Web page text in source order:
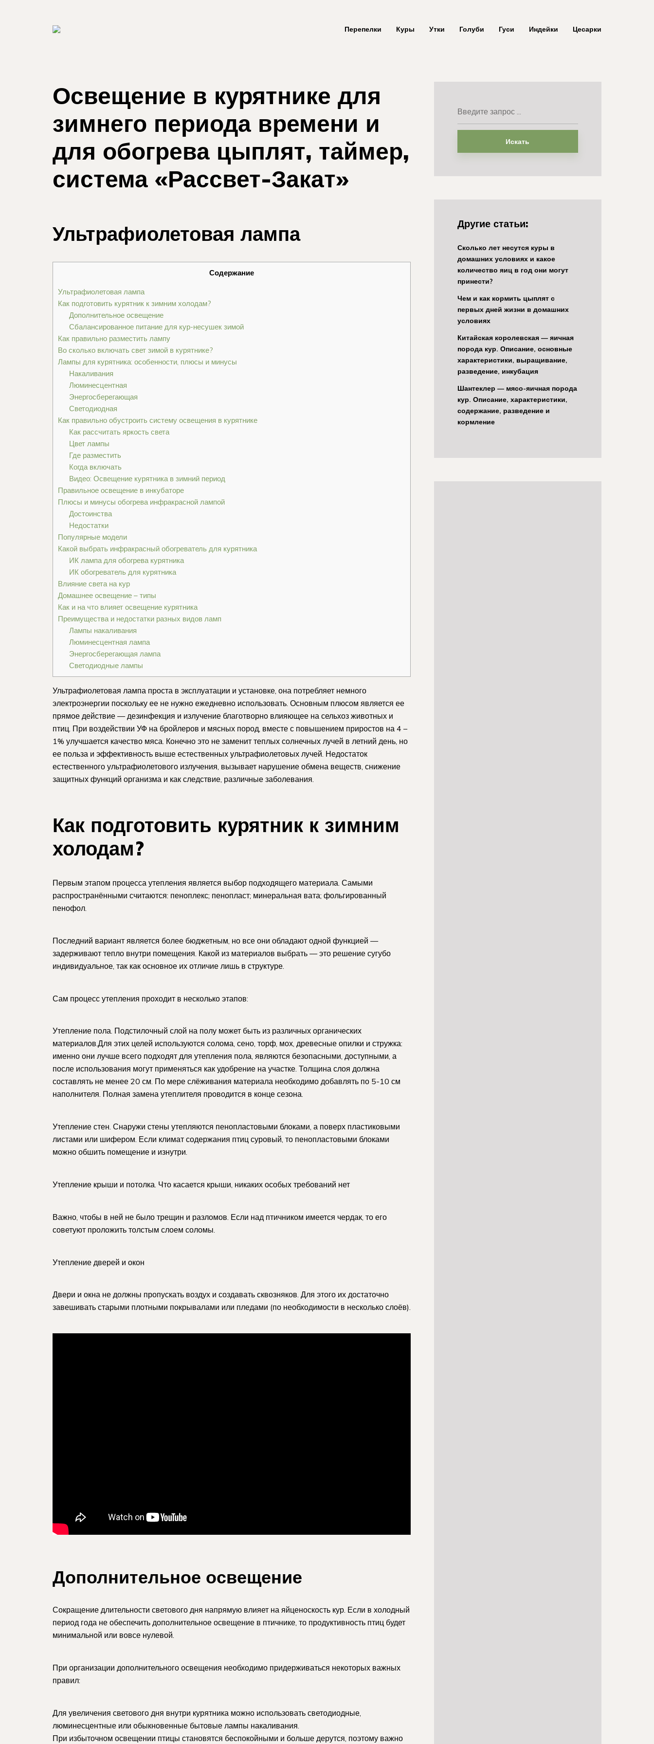
Перепелки Куры Утки Голуби Гуси Индейки Цесарки
Освещение в курятнике для
зимнего периода времени и
для обогрева цыплят, таймер,
система «Рассвет-Закат»
Ультрафиолетовая лампа
Содержание
Ультрафиолетовая лампа
Как подготовить курятник к зимним холодам?
Дополнительное освещение
Сбалансированное питание для кур-несушек зимой
Как правильно разместить лампу
Во сколько включать свет зимой в курятнике?
Лампы для курятника: особенности, плюсы и минусы
Накаливания
Люминесцентная
Энергосберегающая
Светодиодная
Как правильно обустроить систему освещения в курятнике
Как рассчитать яркость света
Цвет лампы
Где разместить
Когда включать
Видео: Освещение курятника в зимний период
Правильное освещение в инкубаторе
Плюсы и минусы обогрева инфракрасной лампой
Достоинства
Недостатки
Популярные модели
Какой выбрать инфракрасный обогреватель для курятника
ИК лампа для обогрева курятника
ИК обогреватель для курятника
Влияние света на кур
Домашнее освещение – типы
Как и на что влияет освещение курятника
Преимущества и недостатки разных видов ламп
Лампы накаливания
Люминесцентная лампа
Энергосберегающая лампа
Светодиодные лампы
Ультрафиолетовая лампа проста в эксплуатации и установке, она потребляет немного
электроэнергии поскольку ее не нужно ежедневно использовать. Основным плюсом является ее
прямое действие — дезинфекция и излучение благотворно влияющее на сельхоз животных и
птиц. При воздействии УФ на бройлеров и мясных пород, вместе с повышением приростов на 4 –
1% улучшается качество мяса. Конечно это не заменит теплых солнечных лучей в летний день, но
ее польза и эффективность выше естественных ультрафиолетовых лучей. Недостаток
естественного ультрафиолетового излучения, вызывает нарушение обмена веществ, снижение
защитных функций организма и как следствие, различные заболевания.
Как подготовить курятник к зимним
холодам?
Первым этапом процесса утепления является выбор подходящего материала. Самыми
распространёнными считаются: пеноплекс; пенопласт; минеральная вата; фольгированный
пенофол.
Последний вариант является более бюджетным, но все они обладают одной функцией —
задерживают тепло внутри помещения. Какой из материалов выбрать — это решение сугубо
индивидуальное, так как основное их отличие лишь в структуре.
Сам процесс утепления проходит в несколько этапов:
Утепление пола. Подстилочный слой на полу может быть из различных органических
материалов.Для этих целей используются солома, сено, торф, мох, древесные опилки и стружка:
именно они лучше всего подходят для утепления пола, являются безопасными, доступными, а
после использования могут применяться как удобрение на участке. Толщина слоя должна
составлять не менее 20 см. По мере слёживания материала необходимо добавлять по 5-10 см
наполнителя. Полная замена утеплителя проводится в конце сезона.
Утепление стен. Снаружи стены утепляются пенопластовыми блоками, а поверх пластиковыми
листами или шифером. Если климат содержания птиц суровый, то пенопластовыми блоками
можно обшить помещение и изнутри.
Утепление крыши и потолка. Что касается крыши, никаких особых требований нет
Важно, чтобы в ней не было трещин и разломов. Если над птичником имеется чердак, то его
советуют проложить толстым слоем соломы.
Утепление дверей и окон
Двери и окна не должны пропускать воздух и создавать сквозняков. Для этого их достаточно
завешивать старыми плотными покрывалами или пледами (по необходимости в несколько слоёв).
Дополнительное освещение
Сокращение длительности светового дня напрямую влияет на яйценоскость кур. Если в холодный
период года не обеспечить дополнительное освещение в птичнике, то продуктивность птиц будет
минимальной или вовсе нулевой.
При организации дополнительного освещения необходимо придерживаться некоторых важных
правил:
Для увеличения светового дня внутри курятника можно использовать светодиодные,
люминесцентные или обыкновенные бытовые лампы накаливания.
При избыточном освещении птицы становятся беспокойными и больше дерутся, поэтому важно
Искать
Другие статьи:
Сколько лет несутся куры в
домашних условиях и какое
количество яиц в год они могут
принести?
Чем и как кормить цыплят с
первых дней жизни в домашних
условиях
Китайская королевская — яичная
порода кур. Описание, основные
характеристики, выращивание,
разведение, инкубация
Шантеклер — мясо-яичная порода
кур. Описание, характеристики,
содержание, разведение и
кормление